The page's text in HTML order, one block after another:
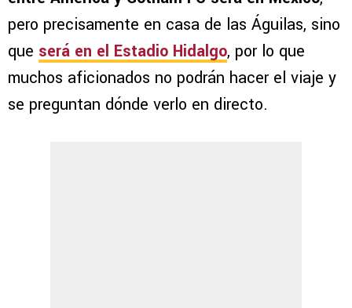
pero precisamente en casa de las Águilas, sino
que será en el Estadio Hidalgo, por lo que
muchos aficionados no podrán hacer el viaje y
se preguntan dónde verlo en directo.